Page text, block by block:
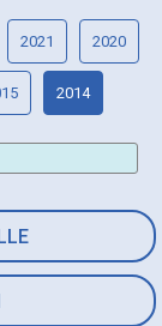
2021 2020
2014